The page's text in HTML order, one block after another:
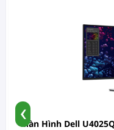
Màn Hình Dell
‹